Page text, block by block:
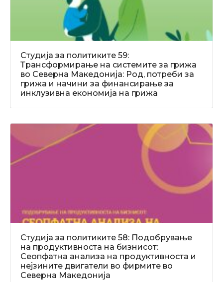
Студија за политиките 59:
Трансформирање на системите за грижа
во Северна Македонија: Род, потреби за
грижа и начини за финансирање за
инклузивна економија на грижа
Студија за политиките 58: Подобрување
на продуктивноста на бизнисот:
Сеопфатна анализа на продуктивноста и
нејзините двигатели во фирмите во
Северна Македонија